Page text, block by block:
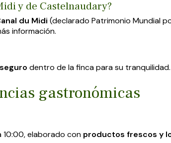
y de Castelnaudary?
du Midi (declarado Patrimonio Mundial
información.
dentro de la finca para su tranquilidad.
gastronómicas
10:00, elaborado con productos frescos y